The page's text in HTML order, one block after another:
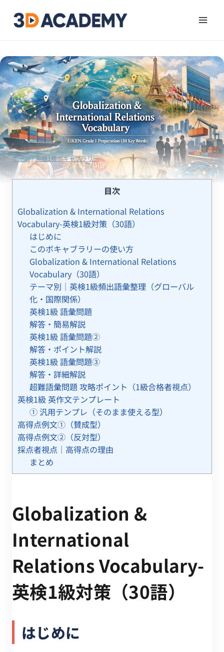
ホーム/英検1級ボキャブラリー
目次
Globalization & International Relations
Vocabulary-英検1級対策（30語）
はじめに
このボキャブラリーの使い方
Globalization & International Relations
Vocabulary（30語）
テーマ別｜英検1級頻出語彙整理（グローバル
化・国際関係）
英検1級 語彙問題
解答・簡易解説
英検1級 語彙問題②
解答・ポイント解説
英検1級 語彙問題③
解答・詳細解説
超難語彙問題 攻略ポイント（1級合格者視点）
英検1級 英作文テンプレート
① 汎用テンプレ（そのまま使える型）
高得点例文①（賛成型）
高得点例文②（反対型）
採点者視点｜高得点の理由
まとめ
Globalization &
International
Relations Vocabulary-
英検1級対策（30語）
はじめに